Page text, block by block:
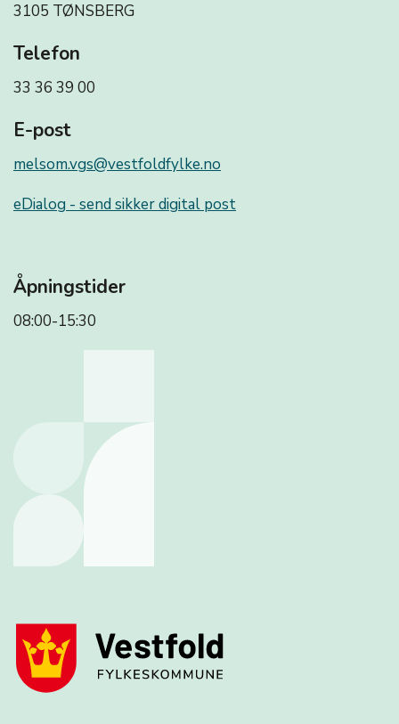
3105 TØNSBERG
Telefon
33 36 39 00
E-post
melsom.vgs@vestfoldfylke.no
eDialog - send sikker digital post
Åpningstider
08:00-15:30